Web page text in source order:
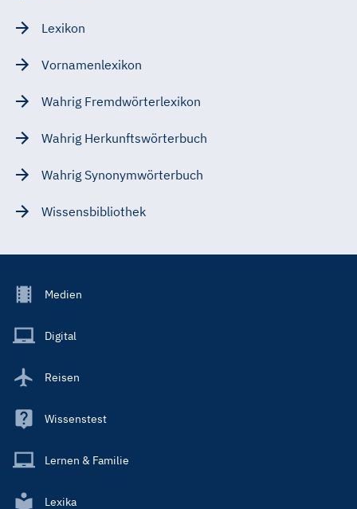
Lexikon
Vornamenlexikon
Wahrig Fremdwörterlexikon
Wahrig Herkunftswörterbuch
Wahrig Synonymwörterbuch
Wissensbibliothek
Footer
Main
Medien
Digital
Reisen
Wissenstest
Lernen & Familie
Lexika